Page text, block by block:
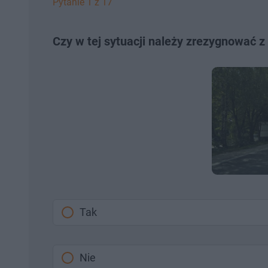
Czy w tej sytuacji należy zrezygnować
Tak
Nie